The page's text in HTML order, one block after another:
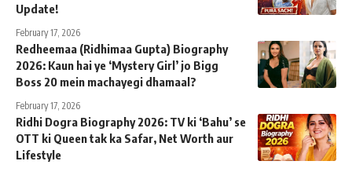
Update!
February 17, 2026
Redheemaa (Ridhimaa Gupta) Biography
2026: Kaun hai ye ‘Mystery Girl’ jo Bigg
Boss 20 mein machayegi dhamaal?
February 17, 2026
Ridhi Dogra Biography 2026: TV ki ‘Bahu’ se
OTT ki Queen tak ka Safar, Net Worth aur
Lifestyle